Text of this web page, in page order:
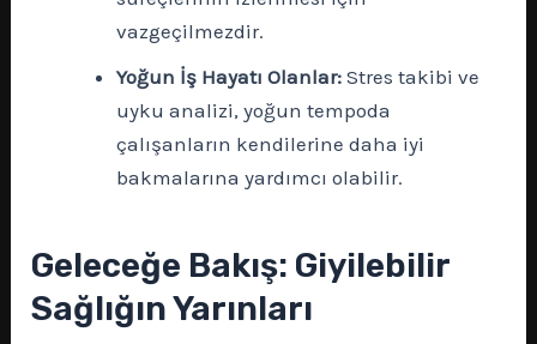
vazgeçilmezdir.
Yoğun İş Hayatı Olanlar: Stres takibi ve
uyku analizi, yoğun tempoda
çalışanların kendilerine daha iyi
bakmalarına yardımcı olabilir.
Geleceğe Bakış: Giyilebilir
Sağlığın Yarınları